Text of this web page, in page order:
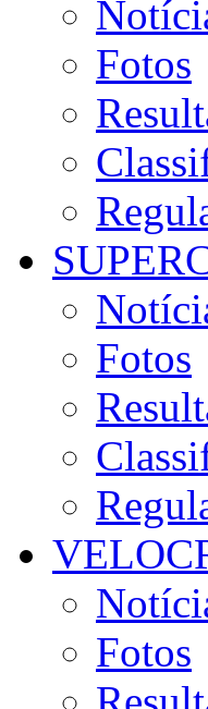
Fotos
Fotos
Fotos